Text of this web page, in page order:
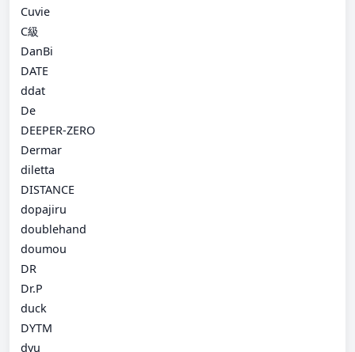
Cuvie
C級
DanBi
DATE
ddat
De
DEEPER-ZERO
Dermar
diletta
DISTANCE
dopajiru
doublehand
doumou
DR
Dr.P
duck
DYTM
dyu